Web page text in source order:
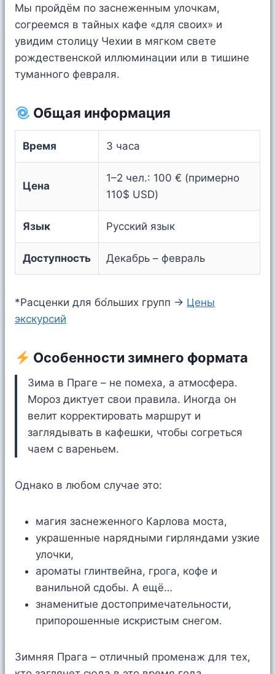
Мы пройдём по заснеженным улочкам,
согреемся в тайных кафе «для своих» и
увидим столицу Чехии в мягком свете
рождественской иллюминации или в тишине
туманного февраля.
Общая информация
Время 3 часа
Цена
1–2 чел.: 100 € (примерно
110$ USD)
Язык Русский язык
Доступность Декабрь – февраль
*Расценки для бо́льших групп → Цены
экскурсий
Особенности зимнего формата
Зима в Праге – не помеха, а атмосфера.
Мороз диктует свои правила. Иногда он
велит корректировать маршрут и
заглядывать в кафешки, чтобы согреться
чаем с вареньем.
Однако в любом случае это:
магия заснеженного Карлова моста,
украшенные нарядными гирляндами узкие
улочки,
ароматы глинтвейна, грога, кофе и
ванильной сдобы. А ещё…
знаменитые достопримечательности,
припорошенные искристым снегом.
Зимняя Прага – отличный променаж для тех,